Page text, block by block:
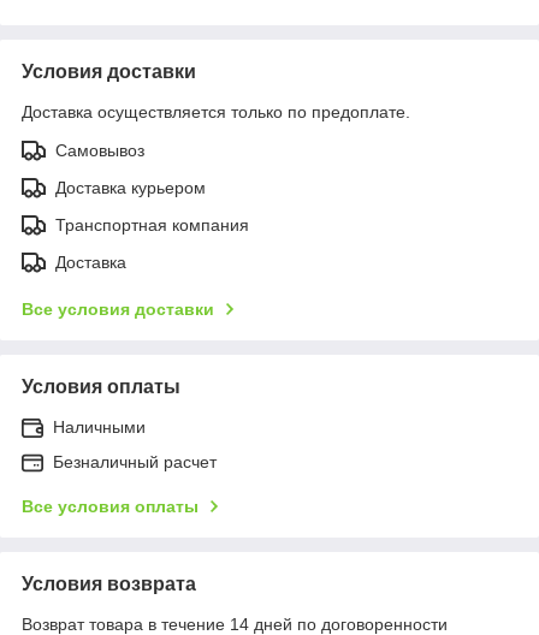
Условия доставки
Доставка осуществляется только по предоплате.
Самовывоз
Доставка курьером
Транспортная компания
Доставка
Все условия доставки
Условия оплаты
Наличными
Безналичный расчет
Все условия оплаты
Условия возврата
Возврат товара в течение 14 дней по договоренности